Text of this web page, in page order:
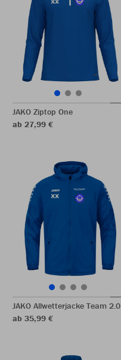
JAKO Ziptop One
ab 27,99 €
JAKO Allwetterjacke Team 2.0
ab 35,99 €